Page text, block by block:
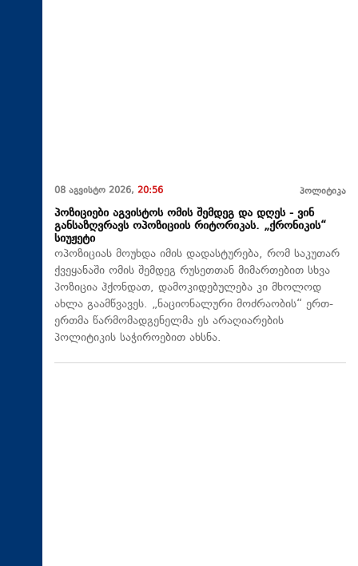
08 აგვისტო 2026, 20:56 პოლიტიკა
პოზიციები აგვისტოს ომის შემდეგ და დღეს - ვინ
განსაზღვრავს ოპოზიციის რიტორიკას. „ქრონიკის“
სიუჟეტი
ოპოზიციას მოუხდა იმის დადასტურება, რომ საკუთარ
ქვეყანაში ომის შემდეგ რუსეთთან მიმართებით სხვა
პოზიცია ჰქონდათ, დამოკიდებულება კი მხოლოდ
ახლა გაამწვავეს. „ნაციონალური მოძრაობის“ ერთ-
ერთმა წარმომადგენელმა ეს არაღიარების
პოლიტიკის საჭიროებით ახსნა.